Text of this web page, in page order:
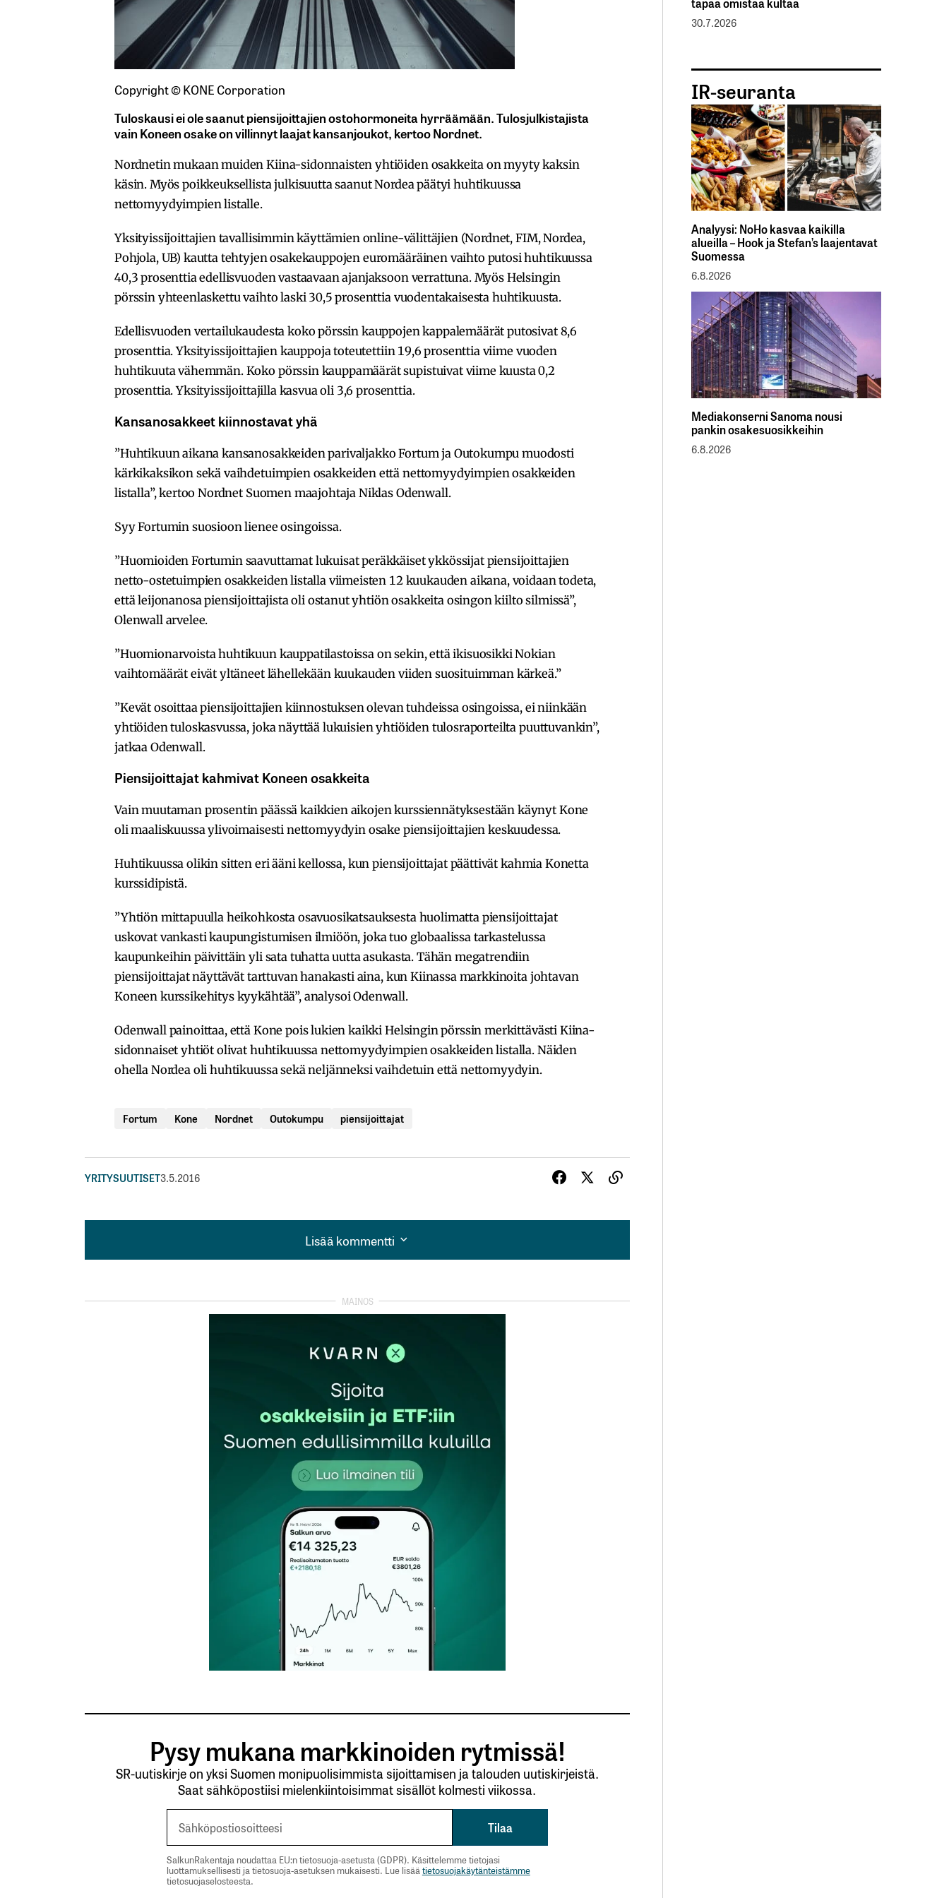
Copyright © KONE Corporation
Tuloskausi ei ole saanut piensijoittajien ostohormoneita hyrräämään. Tulosjulkistajista
vain Koneen osake on villinnyt laajat kansanjoukot, kertoo Nordnet.
Nordnetin mukaan muiden Kiina-sidonnaisten yhtiöiden osakkeita on myyty kaksin
käsin. Myös poikkeuksellista julkisuutta saanut Nordea päätyi huhtikuussa
nettomyydyimpien listalle.
Yksityissijoittajien tavallisimmin käyttämien online-välittäjien (Nordnet, FIM, Nordea,
Pohjola, UB) kautta tehtyjen osakekauppojen euromääräinen vaihto putosi huhtikuussa
40,3 prosenttia edellisvuoden vastaavaan ajanjaksoon verrattuna. Myös Helsingin
pörssin yhteenlaskettu vaihto laski 30,5 prosenttia vuodentakaisesta huhtikuusta.
Edellisvuoden vertailukaudesta koko pörssin kauppojen kappalemäärät putosivat 8,6
prosenttia. Yksityissijoittajien kauppoja toteutettiin 19,6 prosenttia viime vuoden
huhtikuuta vähemmän. Koko pörssin kauppamäärät supistuivat viime kuusta 0,2
prosenttia. Yksityissijoittajilla kasvua oli 3,6 prosenttia.
Kansanosakkeet kiinnostavat yhä
”Huhtikuun aikana kansanosakkeiden parivaljakko Fortum ja Outokumpu muodosti
kärkikaksikon sekä vaihdetuimpien osakkeiden että nettomyydyimpien osakkeiden
listalla”, kertoo Nordnet Suomen maajohtaja Niklas Odenwall.
Syy Fortumin suosioon lienee osingoissa.
”Huomioiden Fortumin saavuttamat lukuisat peräkkäiset ykkössijat piensijoittajien
netto-ostetuimpien osakkeiden listalla viimeisten 12 kuukauden aikana, voidaan todeta,
että leijonanosa piensijoittajista oli ostanut yhtiön osakkeita osingon kiilto silmissä”,
Olenwall arvelee.
”Huomionarvoista huhtikuun kauppatilastoissa on sekin, että ikisuosikki Nokian
vaihtomäärät eivät yltäneet lähellekään kuukauden viiden suosituimman kärkeä.”
”Kevät osoittaa piensijoittajien kiinnostuksen olevan tuhdeissa osingoissa, ei niinkään
yhtiöiden tuloskasvussa, joka näyttää lukuisien yhtiöiden tulosraporteilta puuttuvankin”,
jatkaa Odenwall.
Piensijoittajat kahmivat Koneen osakkeita
Vain muutaman prosentin päässä kaikkien aikojen kurssiennätyksestään käynyt Kone
oli maaliskuussa ylivoimaisesti nettomyydyin osake piensijoittajien keskuudessa.
Huhtikuussa olikin sitten eri ääni kellossa, kun piensijoittajat päättivät kahmia Konetta
kurssidipistä.
”Yhtiön mittapuulla heikohkosta osavuosikatsauksesta huolimatta piensijoittajat
uskovat vankasti kaupungistumisen ilmiöön, joka tuo globaalissa tarkastelussa
kaupunkeihin päivittäin yli sata tuhatta uutta asukasta. Tähän megatrendiin
piensijoittajat näyttävät tarttuvan hanakasti aina, kun Kiinassa markkinoita johtavan
Koneen kurssikehitys kyykähtää”, analysoi Odenwall.
Odenwall painoittaa, että Kone pois lukien kaikki Helsingin pörssin merkittävästi Kiina-
sidonnaiset yhtiöt olivat huhtikuussa nettomyydyimpien osakkeiden listalla. Näiden
ohella Nordea oli huhtikuussa sekä neljänneksi vaihdetuin että nettomyydyin.
Fortum Kone Nordnet Outokumpu piensijoittajat
YRITYSUUTISET3.5.2016
Lisää kommentti
Lisää kommentti
Pakolliset kentät on merkitty
Sähköpostiosoitteesi
Pysy mukana markkinoiden rytmissä!
SR-uutiskirje on yksi Suomen monipuolisimmista sijoittamisen ja talouden uutiskirjeistä.
Saat sähköpostiisi mielenkiintoisimmat sisällöt kolmesti viikossa.
SalkunRakentaja noudattaa EU:n tietosuoja-asetusta (GDPR). Käsittelemme tietojasi
luottamuksellisesti ja tietosuoja-asetuksen mukaisesti. Lue lisäätietosuojakäytänteistämme
tietosuojaselosteesta.
30.7.2026
IR-seuranta
Analyysi: NoHo kasvaa kaikilla
alueilla – Hook ja Stefan’s laajentavat
Suomessa
6.8.2026
Mediakonserni Sanoma nousi
pankin osakesuosikkeihin
6.8.2026